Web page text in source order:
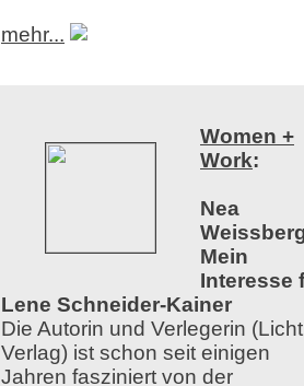
mehr...
Women +
Work:
Nea
Mein
Interesse
Lene Schneider-Kainer
Die Autorin und Verlegerin
Verlag) ist schon seit einigen
Jahren fasziniert von der